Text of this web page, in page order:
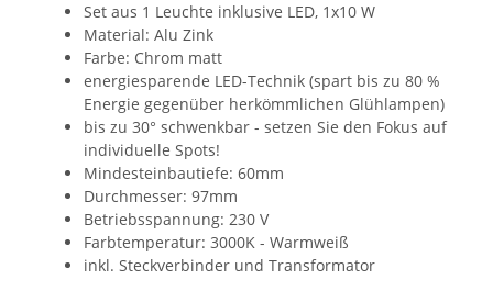
Set aus 1 Leuchte inklusive LED, 1x10 W
Material: Alu Zink
Farbe: Chrom matt
energiesparende LED-Technik (spart bis zu 80 %
Energie gegenüber herkömmlichen Glühlampen)
bis zu 30° schwenkbar - setzen Sie den Fokus auf
individuelle Spots!
Mindesteinbautiefe: 60mm
Durchmesser: 97mm
Betriebsspannung: 230 V
Farbtemperatur: 3000K - Warmweiß
inkl. Steckverbinder und Transformator